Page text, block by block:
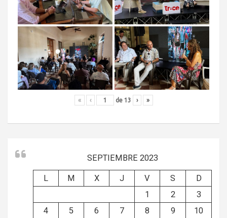
« ‹ de 13 › »
SEPTIEMBRE 2023
L M X J V S
D
1
2
3
4
5 6 7 8 9
10